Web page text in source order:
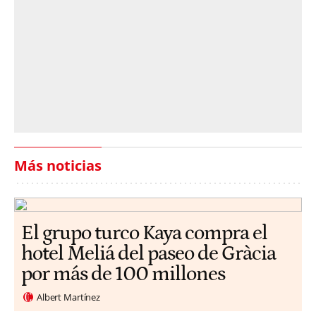
Más noticias
El grupo turco Kaya compra el
hotel Meliá del paseo de Gràcia
por más de 100 millones
Albert Martínez